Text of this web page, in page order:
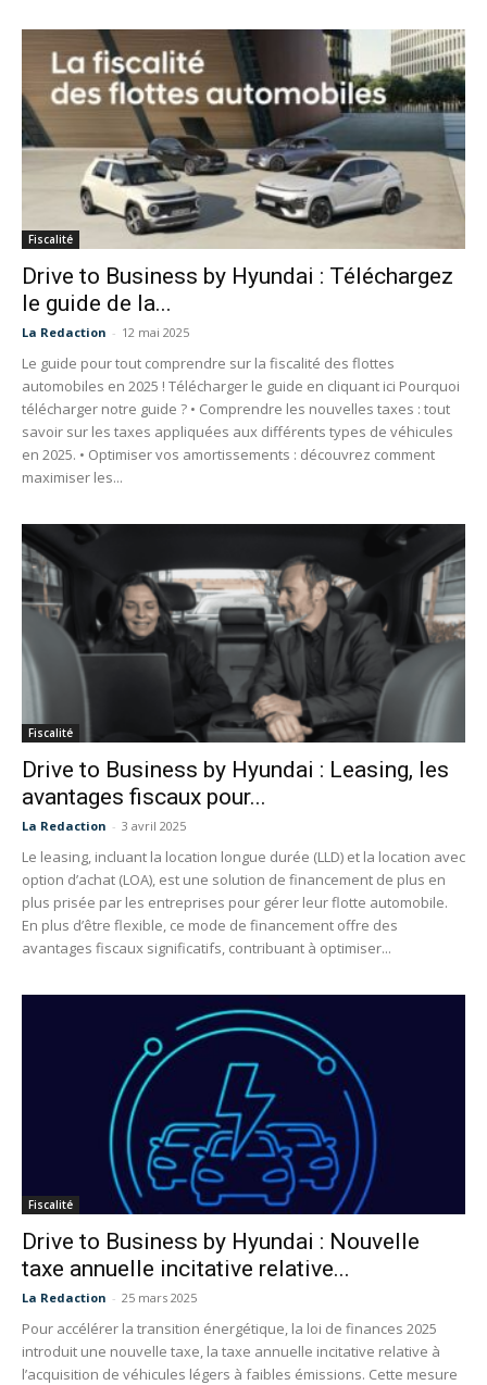
Fiscalité
Drive to Business by Hyundai : Téléchargez
le guide de la...
La Redaction - 12 mai 2025
Le guide pour tout comprendre sur la fiscalité des flottes
automobiles en 2025 ! Télécharger le guide en cliquant ici Pourquoi
télécharger notre guide ? • Comprendre les nouvelles taxes : tout
savoir sur les taxes appliquées aux différents types de véhicules
en 2025. • Optimiser vos amortissements : découvrez comment
maximiser les...
Fiscalité
Drive to Business by Hyundai : Leasing, les
avantages fiscaux pour...
La Redaction - 3 avril 2025
Le leasing, incluant la location longue durée (LLD) et la location avec
option d’achat (LOA), est une solution de financement de plus en
plus prisée par les entreprises pour gérer leur flotte automobile.
En plus d’être flexible, ce mode de financement offre des
avantages fiscaux significatifs, contribuant à optimiser...
Fiscalité
Drive to Business by Hyundai : Nouvelle
taxe annuelle incitative relative...
La Redaction - 25 mars 2025
Pour accélérer la transition énergétique, la loi de finances 2025
introduit une nouvelle taxe, la taxe annuelle incitative relative à
l’acquisition de véhicules légers à faibles émissions. Cette mesure